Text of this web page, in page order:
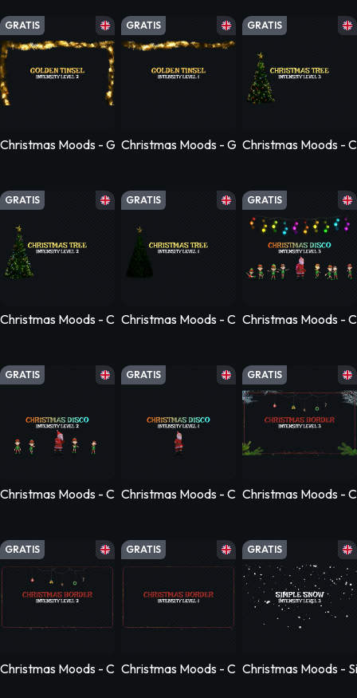
GRATIS
Christmas Moods - Golden Tinsel - Level 2
GRATIS
Christmas Moods - Golden Tinsel - Level 1
GRATIS
Christmas Moods -
GRATIS
Christmas Moods - Christmas Tree - Level 2
GRATIS
Christmas Moods - Christmas Tree - Level 1
GRATIS
Christmas Moods -
GRATIS
Christmas Moods - Christmas Disco - Level 2
GRATIS
Christmas Moods - Christmas Disco - Level
GRATIS
Christmas Moods -
GRATIS
Christmas Moods - Christmas Border - Level 2
GRATIS
Christmas Moods - Christmas Border -
GRATIS
Christmas Moods -